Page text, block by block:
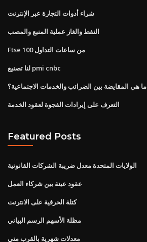
شراء أدوات التجارة عبر الإنترنت
النفط والغاز عملية المنبع والمصب
Ftse 100 من ساعات التداول
لنا تصنيع pmi cnbc
ما هي المقايضة بين الضرائب والخدمات الاجتماعية؟
التعرف على إيرادات الفجوة لعقود الخدمة
Featured Posts
الولايات المتحدة معدل ضريبة الشركات القانونية
عقود عينة بين شركاء العمل
كتلة الحرفية على الانترنت
مظلة الأسهم الرسم البياني
معدلات شهرية بالقرب مني